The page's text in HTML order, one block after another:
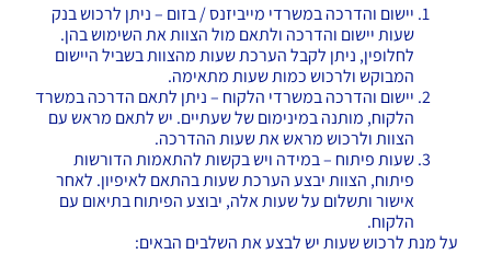
יישום והדרכה במשרדי מייביזנס / בזום – ניתן לרכוש בנק
שעות יישום והדרכה ולתאם מול הצוות את השימוש בהן.
לחלופין, ניתן לקבל הערכת שעות מהצוות בשביל היישום
המבוקש ולרכוש כמות שעות מתאימה.
יישום והדרכה במשרדי הלקוח – ניתן לתאם הדרכה במשרד
הלקוח, מותנה במינימום של שעתיים. יש לתאם מראש עם
הצוות ולרכוש מראש את שעות ההדרכה.
שעות פיתוח – במידה ויש בקשות להתאמות הדורשות
פיתוח, הצוות יבצע הערכת שעות בהתאם לאיפיון. לאחר
אישור ותשלום על שעות אלה, יבוצע הפיתוח בתיאום עם
הלקוח.
על מנת לרכוש שעות יש לבצע את השלבים הבאים: